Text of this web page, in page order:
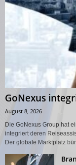
GoNexus
August 8, 2026
Die GoNexus Group hat
integriert deren
Der globale Marktplatz